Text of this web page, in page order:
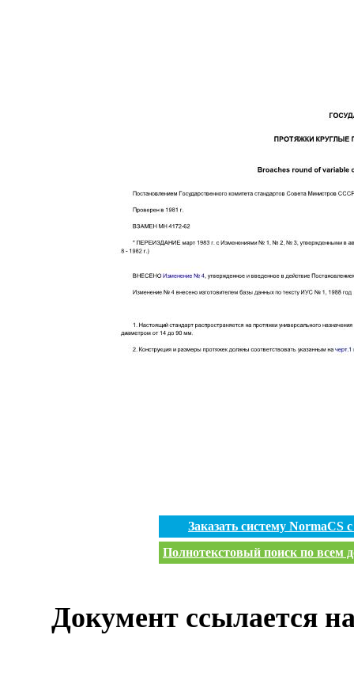
Заказать систему
Полнотекстовый поиск по всем
Документ ссылается